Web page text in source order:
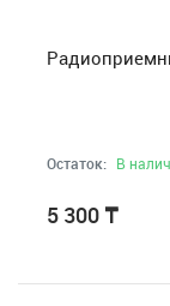
Остаток: В
5 300 ₸